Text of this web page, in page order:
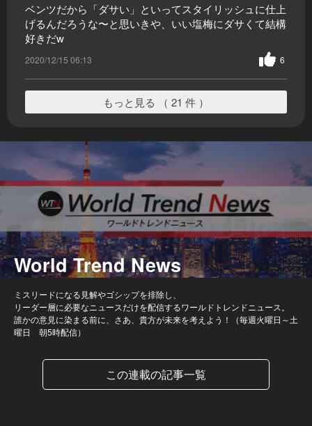
ベンツだから「ダサい」といってスタイリッシュに仕上
げるんだろうな〜と思いきや、いい塩梅にダサくて結構
好きだw
2020/12/15 06:13 6
もっと見る （ 21 件 ）
World Trend News
ミスリードになる見解やゴシップを排除し、
リーダー層に必要なニュースだけを配信するワールドトレンドニュース。
誰かの意見に染まる前に、さあ、貴方が未来を考えよう！（毎週火曜日～土
曜日 朝5時配信）
この連載の記事一覧